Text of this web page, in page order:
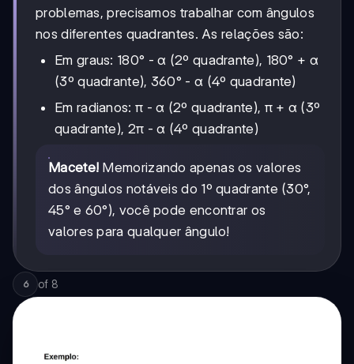
problemas, precisamos trabalhar com ângulos
nos diferentes quadrantes. As relações são:
Em graus: 180° - α (2º quadrante), 180° + α
(3º quadrante), 360° - α (4º quadrante)
Em radianos: π - α (2º quadrante), π + α (3º
quadrante), 2π - α (4º quadrante)
Macete! Memorizando apenas os valores
dos ângulos notáveis do 1º quadrante (30°,
45° e 60°), você pode encontrar os
valores para qualquer ângulo!
6 of 8